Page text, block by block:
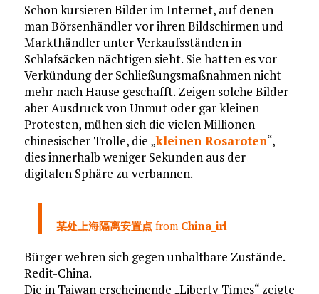
Schon kursieren Bilder im Internet, auf denen
man Börsenhändler vor ihren Bildschirmen und
Markthändler unter Verkaufsständen in
Schlafsäcken nächtigen sieht. Sie hatten es vor
Verkündung der Schließungsmaßnahmen nicht
mehr nach Hause geschafft. Zeigen solche Bilder
aber Ausdruck von Unmut oder gar kleinen
Protesten, mühen sich die vielen Millionen
chinesischer Trolle, die „kleinen Rosaroten“,
dies innerhalb weniger Sekunden aus der
digitalen Sphäre zu verbannen.
某处上海隔离安置点from China_irl
Bürger wehren sich gegen unhaltbare Zustände.
Redit-China.
Die in Taiwan erscheinende „Liberty Times“ zeigte